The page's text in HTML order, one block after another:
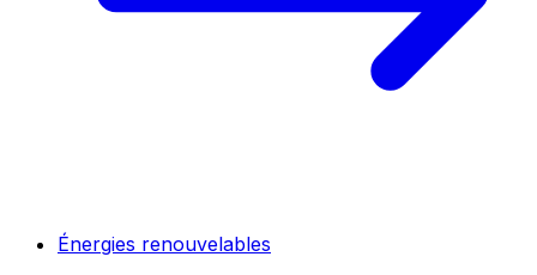
Énergies renouvelables